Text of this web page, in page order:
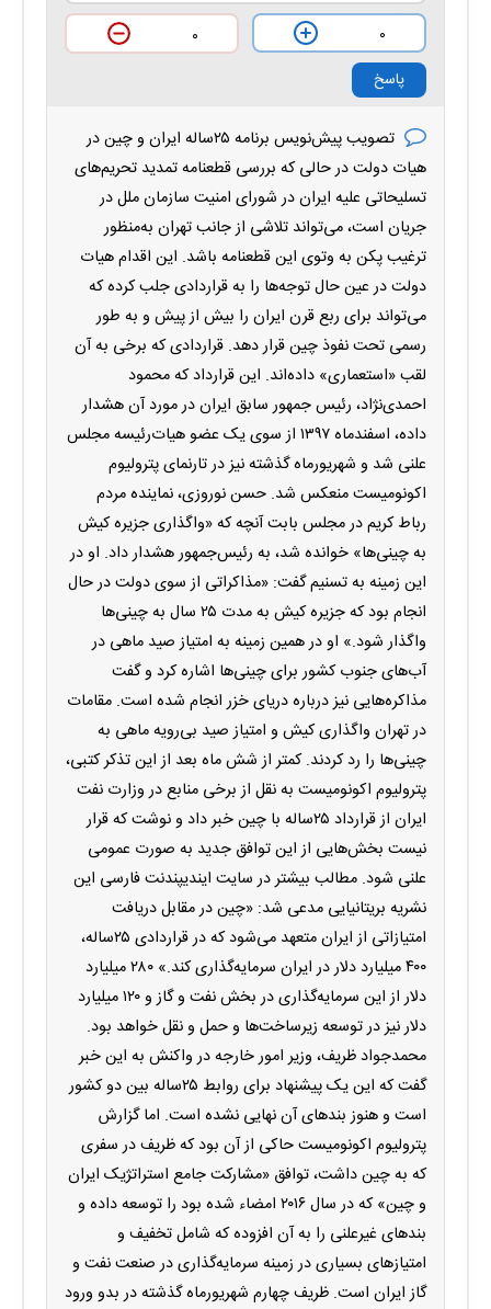
۰
۰
پاسخ
تصویب پیش‌نویس برنامه ۲۵ساله ایران و چین در
هیات دولت در حالی که بررسی قطعنامه تمدید تحریم‌های
تسلیحاتی علیه ایران در شورای امنیت سازمان ملل در
جریان است، می‌تواند تلاشی از جانب تهران به‌منظور
ترغیب پکن به وتوی این قطعنامه باشد. این اقدام هیات
دولت در عین حال توجه‌ها را به قراردادی جلب کرده که
می‌تواند برای ربع قرن ایران را بیش از پیش و به طور
رسمی تحت نفوذ چین قرار دهد. قراردادی که برخی به آن
لقب «استعماری» داده‌اند. این قرارداد که محمود
احمدی‌نژاد، رئیس جمهور سابق ایران در مورد آن هشدار
داده، اسفندماه ۱۳۹۷ از سوی یک عضو هیات‌رئیسه مجلس
علنی شد و شهریورماه گذشته نیز در تارنمای پترولیوم
اکونومیست منعکس شد. حسن نوروزی، نماینده مردم
رباط کریم در مجلس بابت آنچه که «واگذاری جزیره کیش
به چینی‌ها» خوانده شد، به رئیس‌جمهور هشدار داد. او در
این زمینه به تسنیم گفت: «مذاکراتی از سوی دولت در حال
انجام بود که جزیره کیش به مدت ۲۵ سال به چینی‌ها
واگذار شود.» او در همین زمینه به امتیاز صید ماهی در
آب‌های جنوب کشور برای چینی‌ها اشاره کرد و گفت
مذاکره‌هایی نیز درباره دریای خزر انجام شده است. مقامات
در تهران واگذاری کیش و امتیاز صید بی‌رویه ماهی به
چینی‌ها را رد کردند. کمتر از شش ماه بعد از این تذکر کتبی،
پترولیوم اکونومیست به نقل از برخی منابع در وزارت نفت
ایران از قرارداد ۲۵ساله با چین خبر داد و نوشت که قرار
نیست بخش‌هایی از این توافق جدید به صورت عمومی
علنی شود. مطالب بیشتر در سایت ایندیپندنت فارسی این
نشریه بریتانیایی مدعی شد: «چین در مقابل دریافت
امتیازاتی از ایران متعهد می‌شود که در قراردادی ۲۵ساله،
۴۰۰ میلیارد دلار در ایران سرمایه‌گذاری کند.» ۲۸۰ میلیارد
دلار از این سرمایه‌گذاری در بخش نفت و گاز و ۱۲۰ میلیارد
دلار نیز در توسعه زیرساخت‌ها و حمل و نقل خواهد بود.
محمدجواد ظریف، وزیر امور خارجه در واکنش به این خبر
گفت که این یک پیشنهاد برای روابط ۲۵ساله بین دو کشور
است و هنوز بندهای آن نهایی نشده است. اما گزارش
پترولیوم اکونومیست حاکی از آن بود که ظریف در سفری
که به چین داشت، توافق «مشارکت جامع استراتژیک ایران
و چین» که در سال ۲۰۱۶ امضاء شده بود را توسعه داده و
بندهای غیرعلنی را به آن افزوده که شامل تخفیف و
امتیازهای بسیاری در زمینه سرمایه‌گذاری در صنعت نفت و
گاز ایران است. ظریف چهارم شهریورماه گذشته در بدو ورود